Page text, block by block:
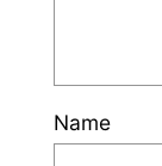
Name